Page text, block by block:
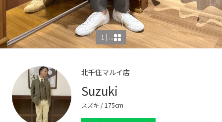
1 | ...
北千住マルイ店
Suzuki
スズキ / 175cm